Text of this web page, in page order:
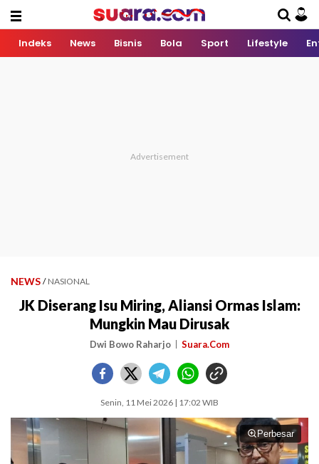
Indeks News Bisnis Bola Sport Lifestyle
NEWS / NASIONAL
JK Diserang Isu Miring, Aliansi Ormas Islam:
Mungkin Mau Dirusak
Dwi Bowo Raharjo Suara.Com
Senin, 11 Mei 2026 | 17:02 WIB
Perbesar